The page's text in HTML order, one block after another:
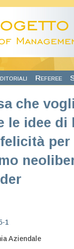
Referee
che
le idee
1
Aziendale